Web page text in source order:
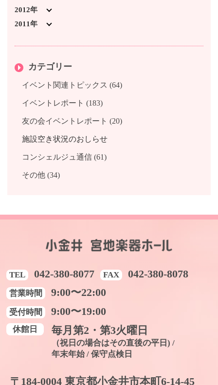
2023年1月 (1)
2021年1月 (2)
2019年6月 (2)
2019年4月 (3)
2019年1月 (3)
2018年7月 (2)
2018年6月 (2)
2018年3月 (2)
2018年1月 (1)
2017年7月 (3)
2017年6月 (2)
2017年3月 (2)
2017年2月 (1)
2016年9月 (1)
2016年8月 (1)
2016年5月 (1)
2016年4月 (1)
2016年2月 (1)
2016年1月 (3)
2015年10月 (2)
2015年9月 (1)
2015年6月 (3)
2015年5月 (2)
2015年3月 (3)
2015年2月 (2)
2015年1月 (1)
2014年11月 (2)
2014年10月 (3)
2014年6月 (3)
2014年3月 (6)
2014年1月 (3)
2013年12月 (4)
2013年11月 (3)
2013年8月 (3)
2013年7月 (1)
2013年4月 (1)
2013年2月 (1)
2013年1月 (2)
2012年
2012年12月 (1)
2012年8月 (3)
2012年7月 (1)
2011年
カテゴリー
イベント関連トピックス (64)
イベントレポート (183)
友の会イベントレポート (20)
施設空き状況のおしらせ
コンシェルジュ通信 (61)
その他 (34)
TEL 042-380-8077 FAX 042-380-8078
営業時間 9:00〜22:00
受付時間 9:00〜19:00
休館日 毎月第2・第3火曜日
（祝日の場合はその直後の平日) /
年末年始 / 保守点検日
〒184-0004 東京都小金井市本町6-14-45